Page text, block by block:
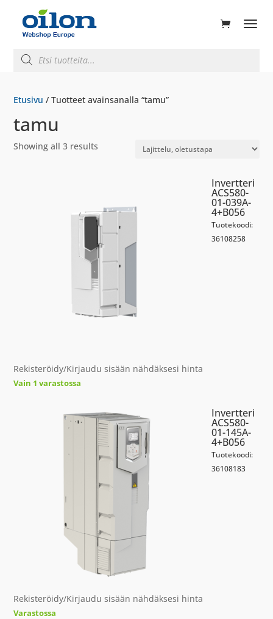
search
Etusivu / Tuotteet avainsanalla “tamu”
tamu
Showing all 3 results
Invertteri
ACS580-
01-039A-
4+B056
Tuotekoodi:
36108258
Rekisteröidy/Kirjaudu sisään nähdäksesi hinta
Vain 1 varastossa
Invertteri
ACS580-
01-145A-
4+B056
Tuotekoodi:
36108183
Rekisteröidy/Kirjaudu sisään nähdäksesi hinta
Varastossa